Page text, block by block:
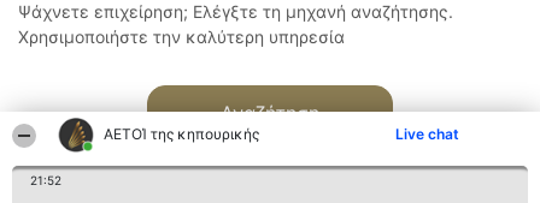
ΑΕΤΟΊ της κηπουρικής Live chat
21:52
Ψάχνετε επιχείρηση; Ελέγξτε τη μηχανή αναζήτησης.
Χρησιμοποιήστε την καλύτερη υπηρεσία
Αναζήτηση